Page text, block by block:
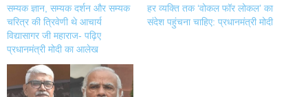
सम्यक ज्ञान, सम्यक दर्शन और सम्यक
चरित्र की त्रिवेणी थे आचार्य
विद्यासागर जी महाराज- पढ़िए
प्रधानमंत्री मोदी का आलेख
हर व्यक्ति तक ‘वोकल फॉर लोकल’ का
संदेश पहुंचना चाहिए: प्रधानमंत्री मोदी